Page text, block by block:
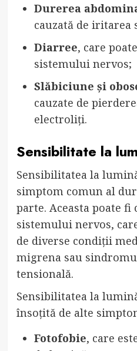
Durerea
cauzată de
Diarree, care
sistemului nervos;
Slăbiciune și
cauzate de
electroliți.
Sensibilitate la
Sensibilitatea la
simptom comun al
parte. Aceasta poate fi
sistemului nervos,
de diverse condiții
migrena sau
tensională.
Sensibilitatea la
însoțită de alte
Fotofobie, care